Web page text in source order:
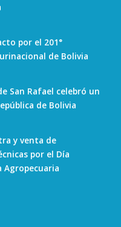
por el 201°
de Bolivia
San Rafael celebró un
de Bolivia
y venta de
por el Día
Agropecuaria